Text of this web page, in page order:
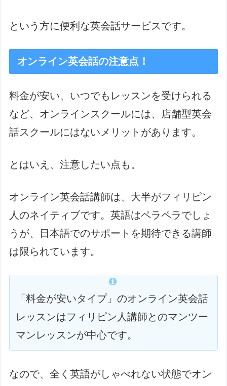
という方に便利な英会話サービスです。
オンライン英会話の注意点！
料金が安い、いつでもレッスンを受けられる
など、オンラインスクールには、店舗型英会
話スクールにはないメリットがあります。
とはいえ、注意したい点も。
オンライン英会話講師は、大半がフィリピン
人のネイティブです。英語はペラペラでしょ
うが、日本語でのサポートを期待できる講師
は限られています。
「料金が安いタイプ」のオンライン英会話
レッスンはフィリピン人講師とのマンツー
マンレッスンが中心です。
なので、全く英語がしゃべれない状態でオン